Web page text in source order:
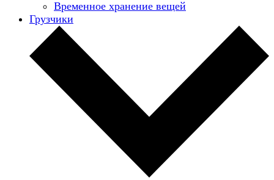
Временное хранение вещей
Грузчики